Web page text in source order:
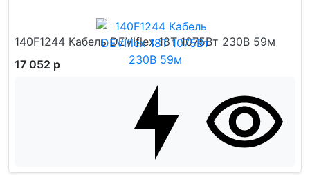
140F1244 Кабель DEVIflex 18T 1075Вт 230В 59м
17 052 р